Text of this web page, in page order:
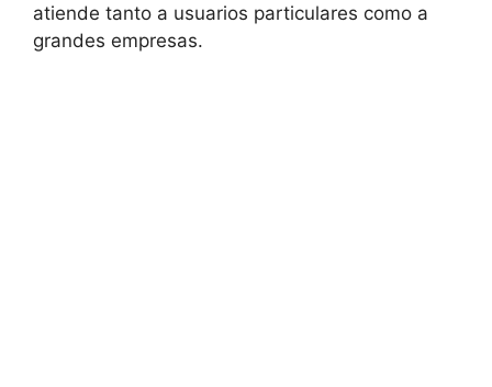
atiende tanto a usuarios particulares como a
grandes empresas.